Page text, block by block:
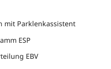
mit Parklenkassistent
ESP
EBV